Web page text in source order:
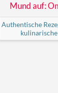
Mund auf:
Authentische